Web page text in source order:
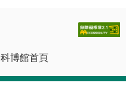
科博館首頁